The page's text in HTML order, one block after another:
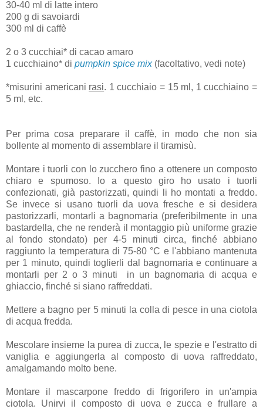
30-40 ml di latte intero
200 g di savoiardi
300 ml di caffè
2 o 3 cucchiai* di cacao amaro
1 cucchiaino* di pumpkin spice mix(facoltativo, vedi note)
*misurini americani rasi. 1 cucchiaio = 15 ml, 1 cucchiaino =
5 ml, etc.
Per prima cosa preparare il caffè, in modo che non sia
bollente al momento di assemblare il tiramisù.
Montare i tuorli con lo zucchero fino a ottenere un composto
chiaro e spumoso. Io a questo giro ho usato i tuorli
confezionati, già pastorizzati, quindi li ho montati a freddo.
Se invece si usano tuorli da uova fresche e si desidera
pastorizzarli, montarli a bagnomaria (preferibilmente in una
bastardella, che ne renderà il montaggio più uniforme grazie
al fondo stondato) per 4-5 minuti circa, finché abbiano
raggiunto la temperatura di 75-80 °C e l'abbiano mantenuta
per 1 minuto, quindi toglierli dal bagnomaria e continuare a
montarli per 2 o 3 minuti in un bagnomaria di acqua e
ghiaccio, finché si siano raffreddati.
Mettere a bagno per 5 minuti la colla di pesce in una ciotola
di acqua fredda.
Mescolare insieme la purea di zucca, le spezie e l'estratto di
vaniglia e aggiungerla al composto di uova raffreddato,
amalgamando molto bene.
Montare il mascarpone freddo di frigorifero in un'ampia
ciotola. Unirvi il composto di uova e zucca e frullare a